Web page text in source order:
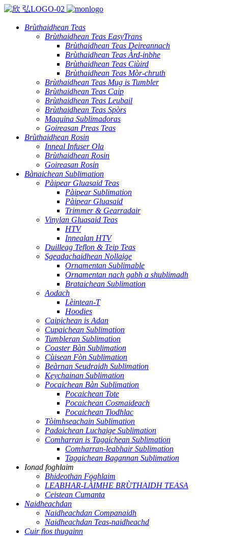
Brùthaidhean Teas
Brùthaidhean Teas EasyTrans
Brùthaidhean Teas Deireannach
Brùthaidhean Teas Àrd-inbhe
Brùthaidhean Teas Ciùird
Brùthaidhean Teas Mòr-chruth
Brùthaidhean Teas Mug is Tumbler
Brùthaidhean Teas Caip
Brùthaidhean Teas Leubail
Brùthaidhean Teas Spòrs
Maquina Sublimadoras
Goireasan Preas Teas
Brùthaidhean Rosin
Inneal Infuser Ola
Brùthaidhean Rosin
Goireasan Rosin
Bànaichean Sublimation
Pàipear Gluasaid Teas
Pàipear Sublimation
Pàipear Gluasaid
Trimmer & Gearradair
Vinylan Gluasaid Teas
HTV
Innealan HTV
Duilleag Teflon & Teip Teas
Sgeadachaidhean Nollaige
Ornamentan Sublimable
Ornamentan nach gabh a shublimadh
Brataichean Sublimation
Aodach
Lèintean-T
Hoodies
Caipichean is Adan
Cupaichean Sublimation
Tumbleran Sublimation
Coaster Bàn Sublimation
Cùisean Fòn Sublimation
Beàrnan Seudraidh Sublimation
Keychainan Sublimation
Pocaichean Bàn Sublimation
Pocaichean Tote
Pocaichean Cosmaideach
Pocaichean Tiodhlac
Tòimhseachain Sublimation
Padaichean Luchaige Sublimation
Comharran is Tagaichean Sublimation
Comharran-leabhair Sublimation
Tagaichean Bagannan Sublimation
Ionad foghlaim
Bhideothan Foghlaim
LEABHAR-LÀIMHE BRÙTHAIDH TEASA
Ceistean Cumanta
Naidheachdan
Naidheachdan Companaidh
Naidheachdan Teas-naidheachd
Cuir fios thugainn